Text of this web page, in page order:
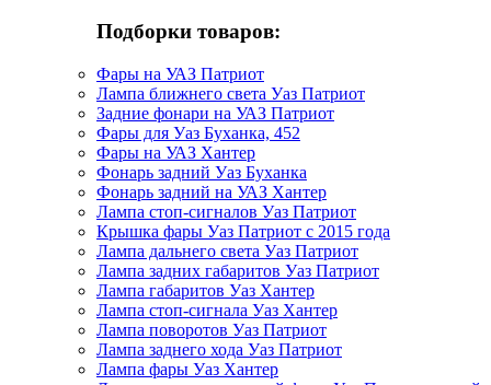
Подборки товаров:
Фары на УАЗ Патриот
Лампа ближнего света Уаз Патриот
Задние фонари на УАЗ Патриот
Фары для Уаз Буханка, 452
Фары на УАЗ Хантер
Фонарь задний Уаз Буханка
Фонарь задний на УАЗ Хантер
Лампа стоп-сигналов Уаз Патриот
Крышка фары Уаз Патриот с 2015 года
Лампа дальнего света Уаз Патриот
Лампа задних габаритов Уаз Патриот
Лампа габаритов Уаз Хантер
Лампа стоп-сигнала Уаз Хантер
Лампа поворотов Уаз Патриот
Лампа заднего хода Уаз Патриот
Лампа фары Уаз Хантер